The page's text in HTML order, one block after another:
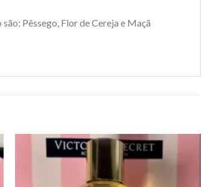
Pêssego, Flor de Cereja e Maçã